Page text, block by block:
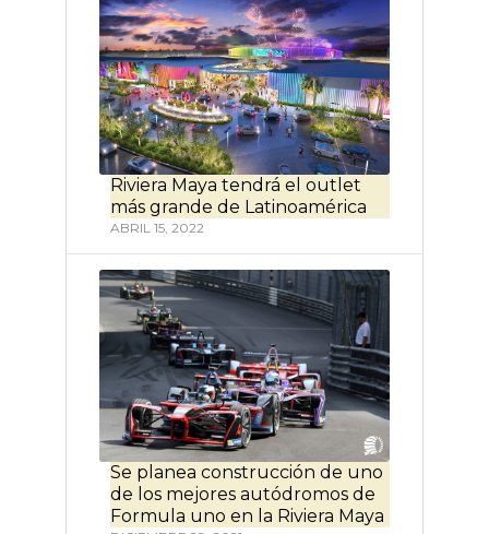
Riviera Maya tendrá el outlet
más grande de Latinoamérica
ABRIL 15, 2022
Se planea construcción de uno
de los mejores autódromos de
Formula uno en la Riviera Maya